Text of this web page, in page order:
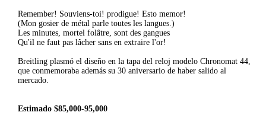
Remember! Souviens-toi! prodigue! Esto memor!
(Mon gosier de métal parle toutes les langues.)
Les minutes, mortel folâtre, sont des gangues
Qu'il ne faut pas lâcher sans en extraire l'or!
Breitling plasmó el diseño en la tapa del reloj modelo Chronomat 44,
que conmemoraba además su 30 aniversario de haber salido al
mercado.
Estimado $85,000-95,000